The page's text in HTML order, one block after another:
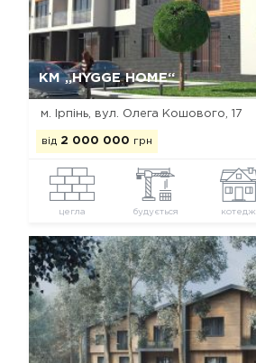
КМ „HYGGE HOME“
м. Ірпінь, вул. Олега Кошового, 17
від 2 000 000 грн
цегла будується котедж
Так, видалити Відміна